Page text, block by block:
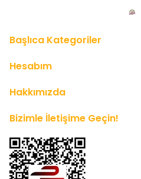
Başlıca Kategoriler
Hesabım
Hakkımızda
Bizimle İletişime Geçin!